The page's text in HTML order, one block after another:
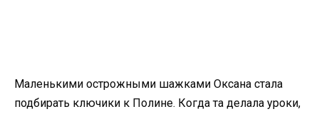
Маленькими острожными шажками Оксана стала
подбирать ключики к Полине. Когда та делала уроки,